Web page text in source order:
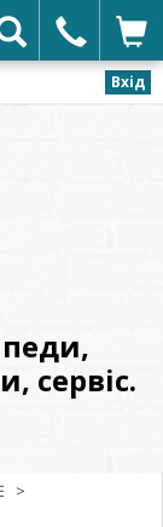
Вхід
сервіс.
>